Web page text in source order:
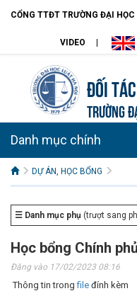
CỔNG TTĐT TRƯỜNG ĐẠI HỌC
VIDEO
Đối
TRƯỜNG
Danh mục chính
DỰ ÁN, HỌC BỔNG
☰ Danh mục phụ (trượt sang
Học bổng Chính
Đăng vào 17/02/2023 08:16
Thông tin trong file đính kèm